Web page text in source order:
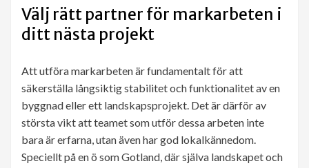
Välj rätt partner för markarbeten i
ditt nästa projekt
Att utföra markarbeten är fundamentalt för att
säkerställa långsiktig stabilitet och funktionalitet av en
byggnad eller ett landskapsprojekt. Det är därför av
största vikt att teamet som utför dessa arbeten inte
bara är erfarna, utan även har god lokalkännedom.
Speciellt på en ö som Gotland, där själva landskapet och